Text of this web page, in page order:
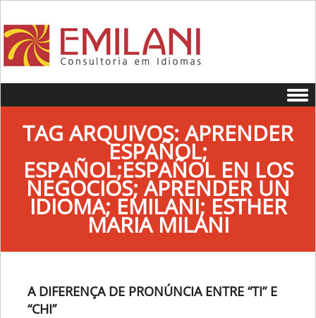
TAG ARQUIVOS: APRENDER
ESPAÑOL;
ESPAÑOL;ESPAÑOL EN LOS
NEGOCIOS; APRENDER UN
IDIOMA; EMILANI; ESTHER
MARIA MILANI
A DIFERENÇA DE PRONÚNCIA ENTRE “TI” E
“CHI”